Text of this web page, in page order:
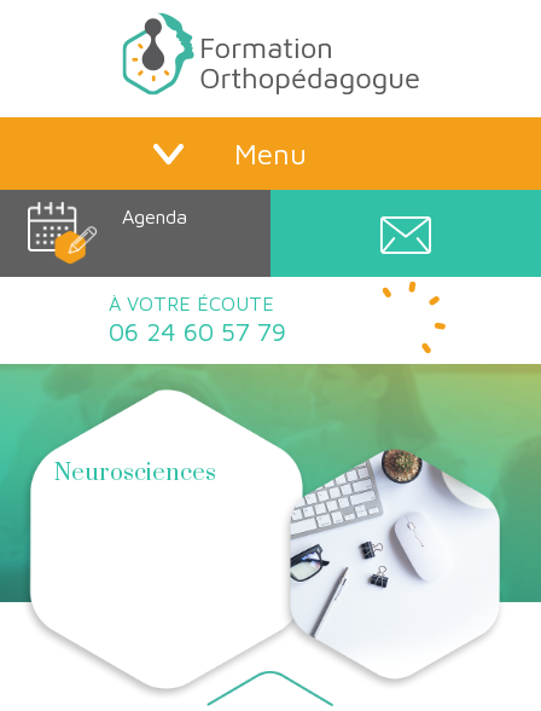
Menu
Agenda
À VOTRE ÉCOUTE
06 24 60 57 79
Neurosciences